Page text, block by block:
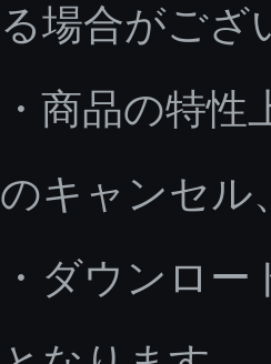
る場合がござ
・商品の特
のキャンセル
・ダウンロ